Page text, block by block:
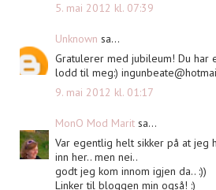
5. mai 2012 kl. 07:39
Unknown sa...
Gratulerer med jubileum! Du har
lodd til meg:)
9. mai 2012 kl. 01:17
MonO Mod Marit sa...
Var egentlig helt sikker på at jeg
inn her.. men nei..
godt jeg kom innom igjen da.. :))
Linker til bloggen min også! :)